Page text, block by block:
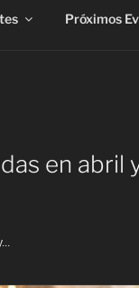
Próximos
en abril